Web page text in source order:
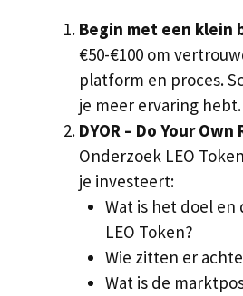
Begin met een klein
€50-€100 om
platform en proces.
je meer ervaring hebt.
DYOR – Do Your Own
Onderzoek LEO
je investeert:
Wat is het doel en
LEO Token?
Wie zitten er
Wat is de